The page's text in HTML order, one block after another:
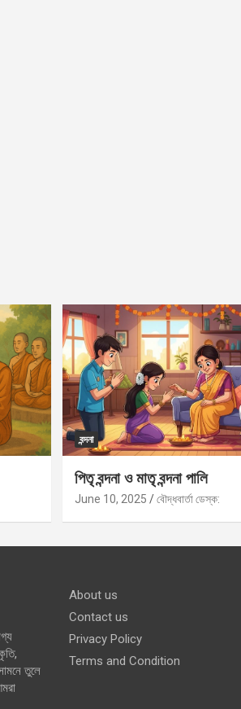
বন্দনা
পিতৃ বন্দনা ও মাতৃ বন্দনা পালি
June 10, 2025 বৌদ্ধবার্তা ডেস্ক:
তুলে
About us
Contact us
Privacy Policy
Terms and Condition